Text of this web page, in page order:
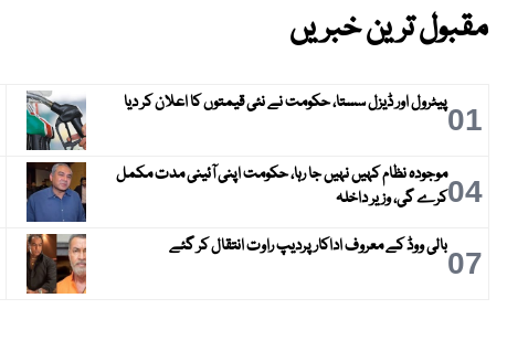
مقبول ترین خبریں
01پیٹرول اور ڈیزل سستا، حکومت نے نئی قیمتوں کا اعلان کر دیا
04موجودہ نظام کہیں نہیں جا رہا، حکومت اپنی آئینی مدت مکمل
کرے گی، وزیر داخلہ
07بالی ووڈ کے معروف اداکار پردیپ راوت انتقال کر گئے